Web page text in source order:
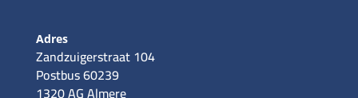
Adres
Zandzuigerstraat 104
Postbus 60239
1320 AG Almere